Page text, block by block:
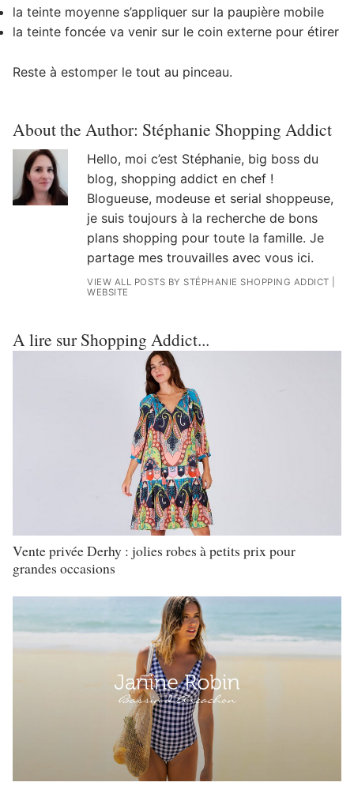
la teinte moyenne s’appliquer sur la paupière mobile
la teinte foncée va venir sur le coin externe pour étirer
Reste à estomper le tout au pinceau.
About the Author: Stéphanie Shopping Addict
Hello, moi c’est Stéphanie, big boss du
blog, shopping addict en chef !
Blogueuse, modeuse et serial shoppeuse,
je suis toujours à la recherche de bons
plans shopping pour toute la famille. Je
partage mes trouvailles avec vous ici.
VIEW ALL POSTS BY STÉPHANIE SHOPPING ADDICT
WEBSITE
A lire sur Shopping Addict...
Vente privée Derhy : jolies robes à petits prix pour
grandes occasions